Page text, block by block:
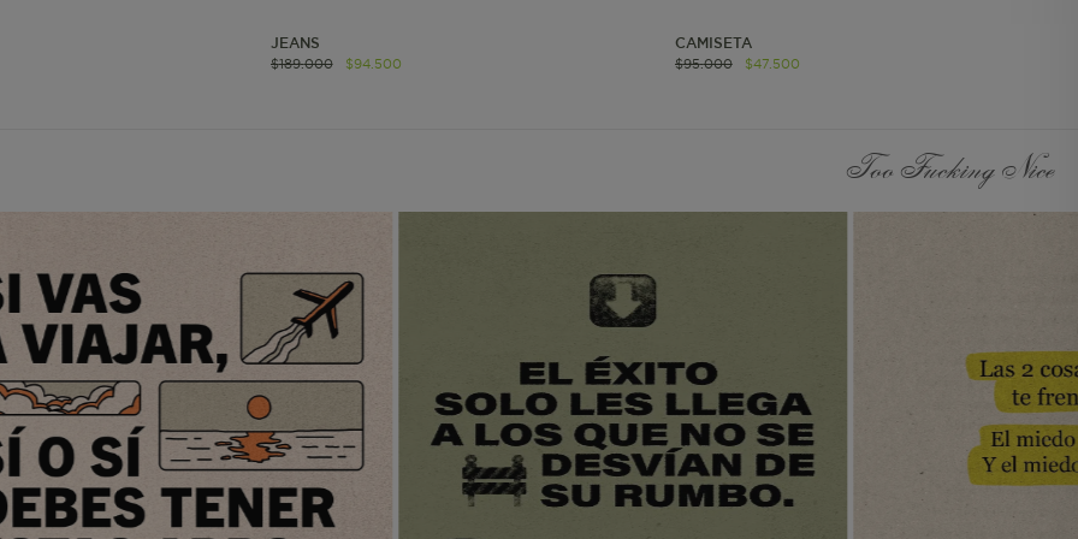
JEANS
$189.000 $94.500
CAMISETA
$95.000 $47.500
Too Fucking Nice
www.mattelsa.net
Información Individual
Almacena la
www.mattelsa.net
Información Individual
de Sesión Almacena
información de
center y lista de regalos.
www.mattelsa.net Sesión
Información de
Segmento de Sesión Se
utiliza para agrupar a
los usuarios en el mismo
contexto de
navegación. Considera